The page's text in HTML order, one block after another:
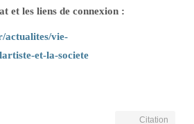
et les liens de connexion :
actualites/vie-
et-la-societe
Citation